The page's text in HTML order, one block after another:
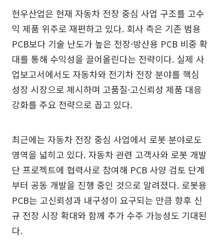
현우산업은 현재 자동차 전장 중심 사업 구조를 고수
익 제품 위주로 재편하고 있다. 회사 측은 기존 범용
PCB보다 기술 난도가 높은 전장·방산용 PCB 비중 확
대를 통해 수익성을 끌어올린다는 전략이다. 실제 사
업보고서에서도 자동차와 전기차 전장 분야를 핵심
성장 시장으로 제시하며 고품질·고신뢰성 제품 대응
강화를 주요 전략으로 꼽고 있다.
최근에는 자동차 전장 중심 사업에서 로봇 분야로도
영역을 넓히고 있다. 자동차 관련 고객사와 로봇 개발
단 프로젝트에 협력사로 참여해 PCB 사양 검토 단계
부터 공동 개발을 진행 중인 것으로 알려졌다. 로봇용
PCB는 고신뢰성과 내구성이 요구되는 만큼 향후 신
규 전장 시장 확대와 함께 추가 수주 가능성도 기대된
다.